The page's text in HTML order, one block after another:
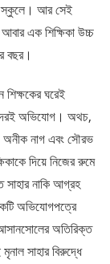
স্কুলে। আর সেই
এক শিক্ষিকা উচ্চ
বছর।
শিক্ষকের ঘরেই
অভিযোগ। অথচ,
অনীক নাগ এবং সৌরভ
দিয়ে নিজের রুমে
সাহার নাকি আগ্রহ
অভিযোগপত্রে
অতিরিক্ত
সাহার বিরুদ্ধে